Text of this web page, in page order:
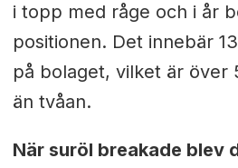
i topp med råge och i år
positionen. Det innebär
på bolaget, vilket är över
än tvåan.
När suröl breakade blev